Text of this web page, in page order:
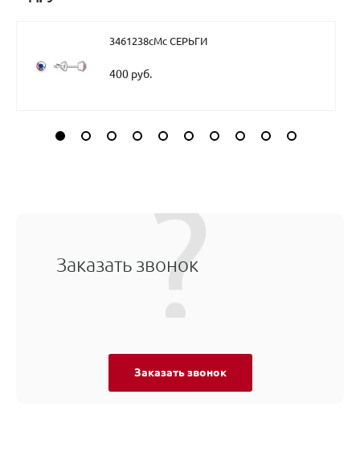
3461238сМс СЕРЬГИ
400 руб.
Заказать звонок
Заказать звонок